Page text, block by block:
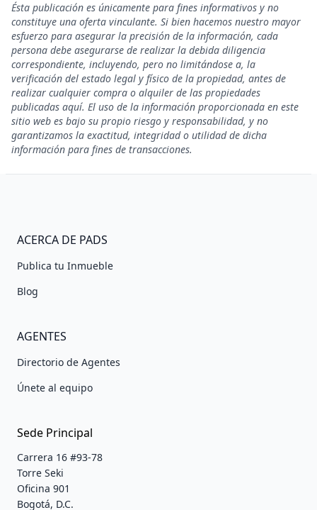
Ésta publicación es únicamente para fines informativos y no
constituye una oferta vinculante. Si bien hacemos nuestro mayor
esfuerzo para asegurar la precisión de la información, cada
persona debe asegurarse de realizar la debida diligencia
correspondiente, incluyendo, pero no limitándose a, la
verificación del estado legal y físico de la propiedad, antes de
realizar cualquier compra o alquiler de las propiedades
publicadas aquí. El uso de la información proporcionada en este
sitio web es bajo su propio riesgo y responsabilidad, y no
garantizamos la exactitud, integridad o utilidad de dicha
información para fines de transacciones.
ACERCA DE PADS
Publica tu Inmueble
Blog
AGENTES
Directorio de Agentes
Únete al equipo
Sede Principal
Carrera 16 #93-78
Torre Seki
Oficina 901
Bogotá, D.C.